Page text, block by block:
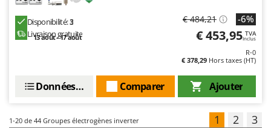
Disponibilité:3
Livraison gratuite
13 août - 17 août
€ 484,21 -6%
€ 453,95 TVA
Inclus
R-0
€ 378,29 Hors taxes (HT)
Ajouter
Comparer
Données techniques
1-20 de 44 Groupes électrogènes inverter 1 2 3